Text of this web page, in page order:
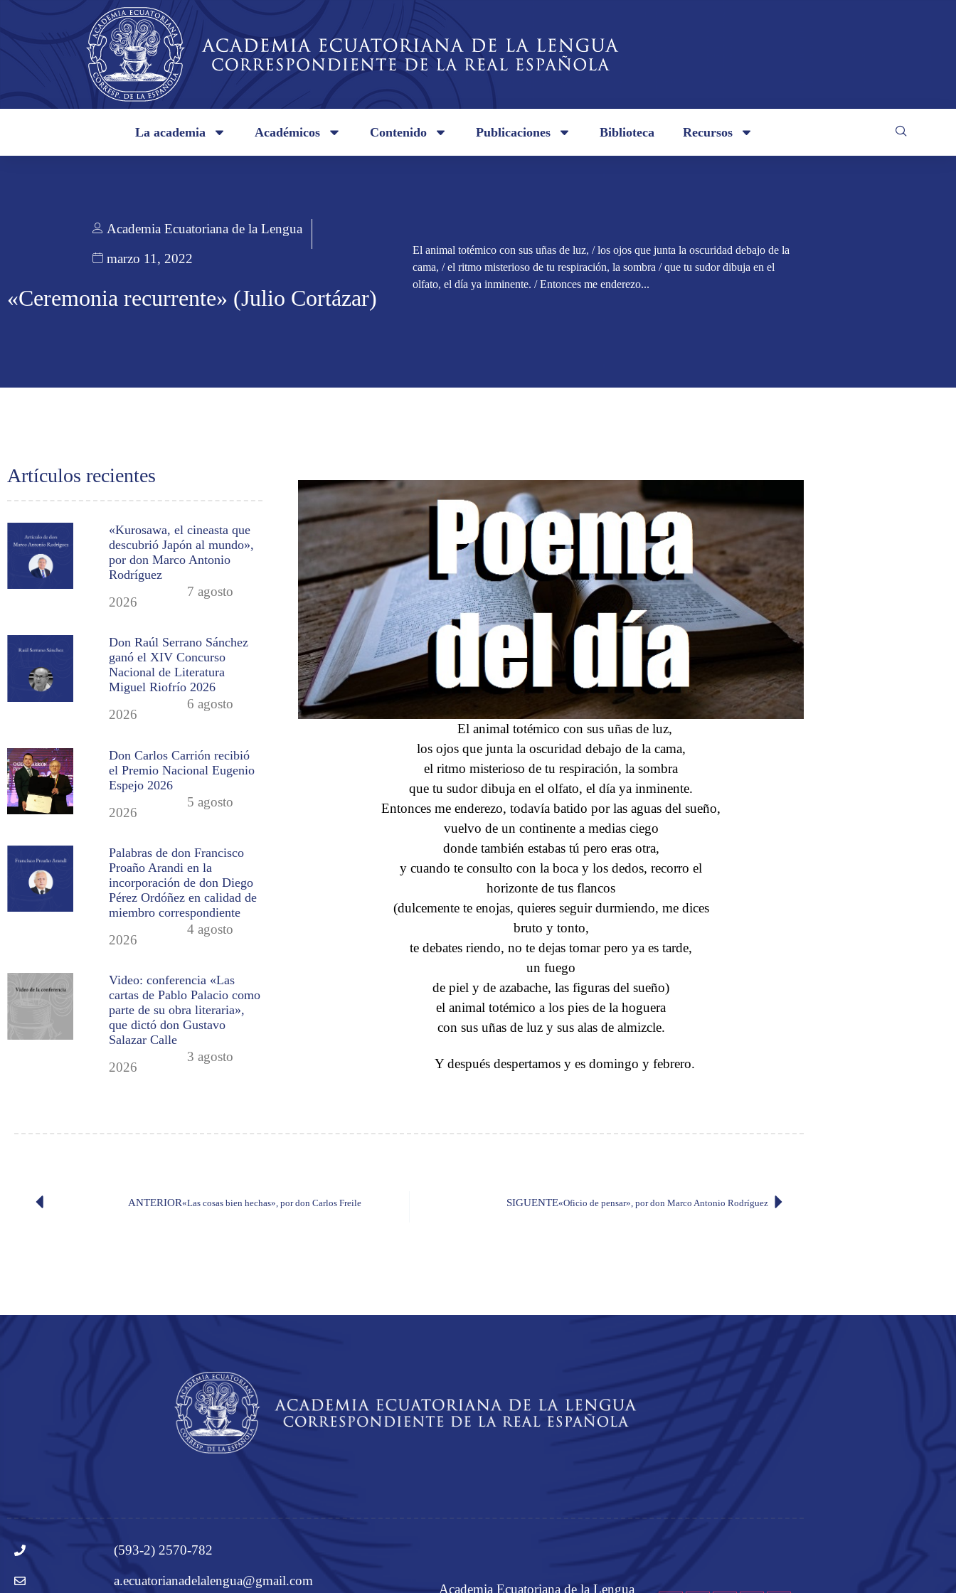
La academia Académicos Contenido Publicaciones Biblioteca Recursos
Academia Ecuatoriana de la Lengua
marzo 11, 2022
«Ceremonia recurrente» (Julio Cortázar)
El animal totémico con sus uñas de luz, / los ojos que junta la oscuridad debajo de la
cama, / el ritmo misterioso de tu respiración, la sombra / que tu sudor dibuja en el
olfato, el día ya inminente. / Entonces me enderezo...
Artículos recientes
«Kurosawa, el cineasta que
descubrió Japón al mundo»,
por don Marco Antonio
Rodríguez
7 agosto
2026
Don Raúl Serrano Sánchez
ganó el XIV Concurso
Nacional de Literatura
Miguel Riofrío 2026
6 agosto
2026
Don Carlos Carrión recibió
el Premio Nacional Eugenio
Espejo 2026
5 agosto
2026
Palabras de don Francisco
Proaño Arandi en la
incorporación de don Diego
Pérez Ordóñez en calidad de
miembro correspondiente
4 agosto
2026
Video: conferencia «Las
cartas de Pablo Palacio como
parte de su obra literaria»,
que dictó don Gustavo
Salazar Calle
3 agosto
2026
El animal totémico con sus uñas de luz,
los ojos que junta la oscuridad debajo de la cama,
el ritmo misterioso de tu respiración, la sombra
que tu sudor dibuja en el olfato, el día ya inminente.
Entonces me enderezo, todavía batido por las aguas del sueño,
vuelvo de un continente a medias ciego
donde también estabas tú pero eras otra,
y cuando te consulto con la boca y los dedos, recorro el
horizonte de tus flancos
(dulcemente te enojas, quieres seguir durmiendo, me dices
bruto y tonto,
te debates riendo, no te dejas tomar pero ya es tarde,
un fuego
de piel y de azabache, las figuras del sueño)
el animal totémico a los pies de la hoguera
con sus uñas de luz y sus alas de almizcle.
Y después despertamos y es domingo y febrero.
ANTERIOR«Las cosas bien hechas», por don Carlos Freile SIGUENTE«Oficio de pensar», por don Marco Antonio Rodríguez
(593-2) 2570-782
a.ecuatorianadelalengua@gmail.com
Academia Ecuatoriana de la Lengua